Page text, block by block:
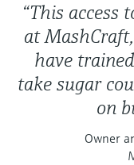
“This access
at
have
take sugar
on
Owner